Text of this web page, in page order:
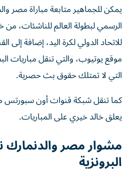
يمكن للجماهير متابعة مباراة مصر
الرسمي لبطولة العالم للناشئات،
للاتحاد الدولي لكرة اليد، إضافة إلى
موقع يوتيوب، والتي تنقل مباريات
التي لا تمتلك حقوق بث حصرية.
كما تنقل شبكة قنوات أون سبورتس
يعلق خالد خيري على المباريات.
مشوار مصر والدنمارك
البرونزية